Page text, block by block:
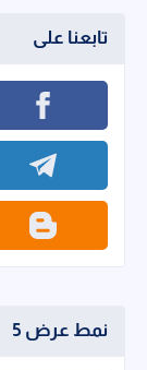
تابعنا على
نمط عرض 5